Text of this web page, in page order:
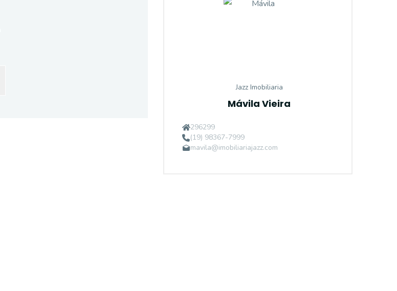
Jazz Imobiliaria
Mávila Vieira
296299
(19) 98367-7999
mavila@imobiliariajazz.com